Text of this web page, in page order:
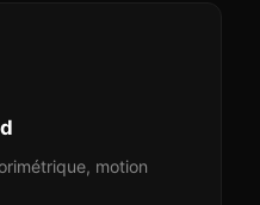
motion